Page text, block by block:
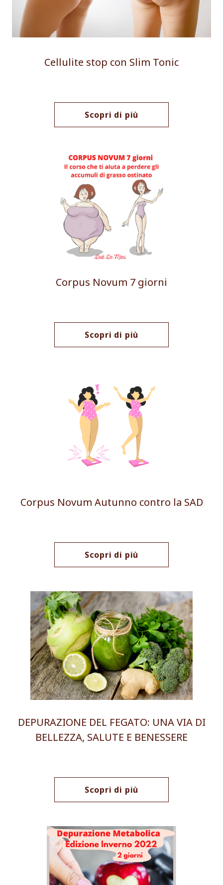
Cellulite stop con Slim Tonic
Scopri di più
Corpus Novum 7 giorni
Scopri di più
Corpus Novum Autunno contro la SAD
Scopri di più
DEPURAZIONE DEL FEGATO: UNA VIA DI
BELLEZZA, SALUTE E BENESSERE
Scopri di più